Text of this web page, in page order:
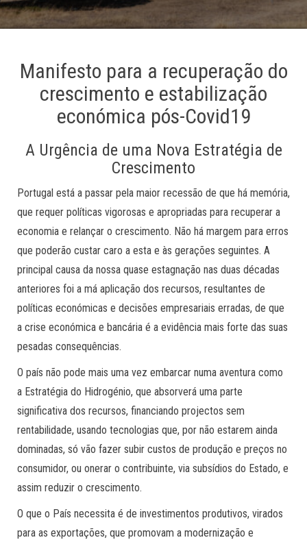
Manifesto para a recuperação do
crescimento e estabilização
económica pós-Covid19
A Urgência de uma Nova Estratégia de
Crescimento
Portugal está a passar pela maior recessão de que há memória,
que requer políticas vigorosas e apropriadas para recuperar a
economia e relançar o crescimento. Não há margem para erros
que poderão custar caro a esta e às gerações seguintes. A
principal causa da nossa quase estagnação nas duas décadas
anteriores foi a má aplicação dos recursos, resultantes de
políticas económicas e decisões empresariais erradas, de que
a crise económica e bancária é a evidência mais forte das suas
pesadas consequências.
O país não pode mais uma vez embarcar numa aventura como
a Estratégia do Hidrogénio, que absorverá uma parte
significativa dos recursos, financiando projectos sem
rentabilidade, usando tecnologias que, por não estarem ainda
dominadas, só vão fazer subir custos de produção e preços no
consumidor, ou onerar o contribuinte, via subsídios do Estado, e
assim reduzir o crescimento.
O que o País necessita é de investimentos produtivos, virados
para as exportações, que promovam a modernização e